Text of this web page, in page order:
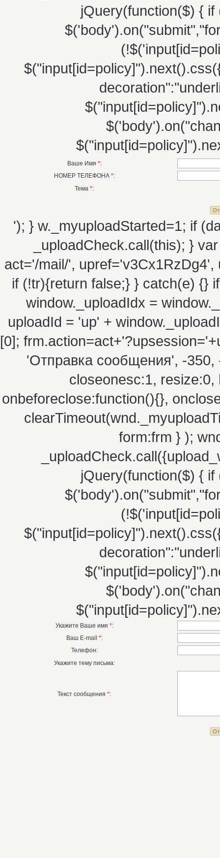
jQuery(function($) {
Ваше Имя *:
НОМЕР ТЕЛЕФОНА *:
Тема *:
'); } w._myuploadStarted=1; if
_uploadCheck.call(this); }
act='/mail/',
if (!tr){return false;} } catch(e) {}
window._uploadIdx =
uploadId = 'up' +
[0];
'Отправка сообщения', -350,
closeonesc:1,
onbeforeclose:function(){},
form:frm } );
jQuery(function($) {
Укажите Ваше имя *:
Ваш E-mail *:
Телефон:
Укажите тему письма:
Текст сообщения *: